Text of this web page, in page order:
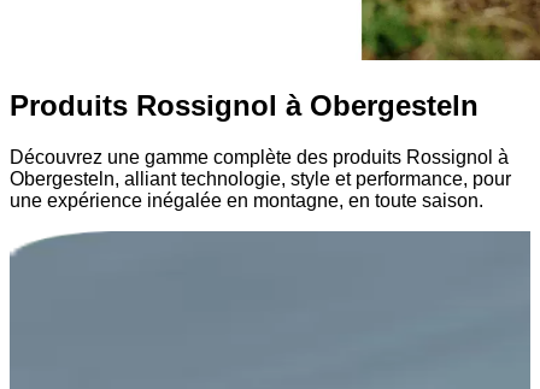
Produits Rossignol à Obergesteln
Découvrez une gamme complète des produits Rossignol à
Obergesteln, alliant technologie, style et performance, pour
une expérience inégalée en montagne, en toute saison.